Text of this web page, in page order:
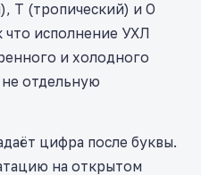
Т (тропический) и О
что исполнение УХЛ
и холодного
отдельную
цифра после буквы.
на открытом